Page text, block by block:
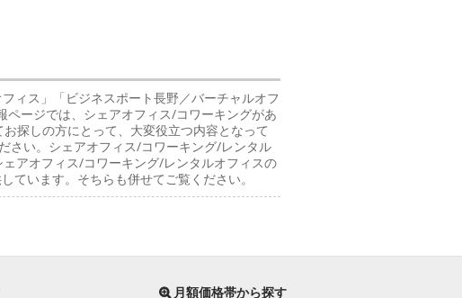
ィス」「ビジネスポート長野／バーチャルオフ
ページでは、シェアオフィス/コワーキングがあ
探しの方にとって、大変役立つ内容となって
さい。シェアオフィス/コワーキング/レンタル
アオフィス/コワーキング/レンタルオフィスの
います。そちらも併せてご覧ください。
月額価格帯から探す